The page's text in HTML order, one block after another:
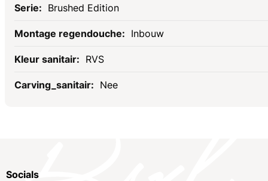
Brushed Edition
Inbouw
RVS
Nee
Socials